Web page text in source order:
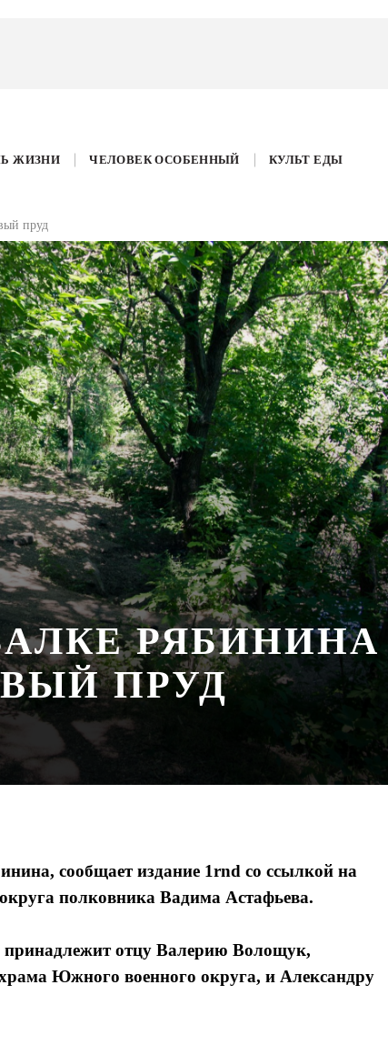
ЖИЗНИ ЧЕЛОВЕК ОСОБЕННЫЙ КУЛЬТ ЕДЫ
пруд
РЯБИНИНА
ПРУД
сообщает издание 1rnd со ссылкой на
полковника Вадима Астафьева.
принадлежит отцу Валерию Волощук,
Южного военного округа, и Александру